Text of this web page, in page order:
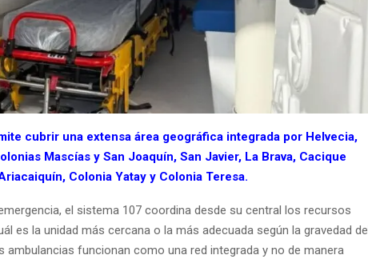
cubrir una extensa área geográfica integrada por Helvecia,
Mascías y San Joaquín, San Javier, La Brava, Cacique
Colonia Yatay y Colonia Teresa.
el sistema 107 coordina desde su central los recursos
es la unidad más cercana o la más adecuada según la gravedad del
ambulancias funcionan como una red integrada y no de manera